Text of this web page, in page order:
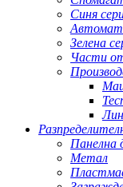
Синя
Зелена
Части
Панелна
Метал